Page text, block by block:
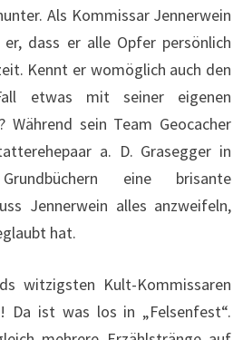
Als Kommissar Jennerwein
dass er alle Opfer persönlich
Kennt er womöglich auch den
etwas mit seiner eigenen
Während sein Team Geocacher
a. D. Grasegger in
eine brisante
Jennerwein alles anzweifeln,
hat.
witzigsten Kult-Kommissaren
Da ist was los in „Felsenfest“.